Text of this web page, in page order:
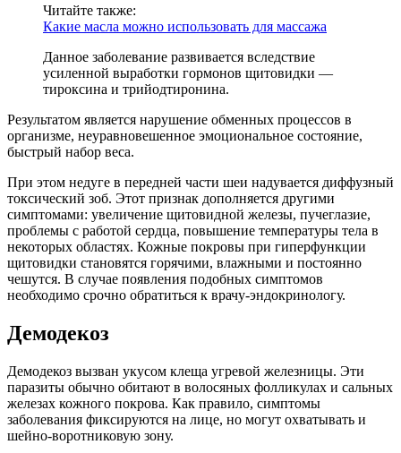
Читайте также:
Какие масла можно использовать для массажа
Данное заболевание развивается вследствие
усиленной выработки гормонов щитовидки —
тироксина и трийодтиронина.
Результатом является нарушение обменных процессов в
организме, неуравновешенное эмоциональное состояние,
быстрый набор веса.
При этом недуге в передней части шеи надувается диффузный
токсический зоб. Этот признак дополняется другими
симптомами: увеличение щитовидной железы, пучеглазие,
проблемы с работой сердца, повышение температуры тела в
некоторых областях. Кожные покровы при гиперфункции
щитовидки становятся горячими, влажными и постоянно
чешутся. В случае появления подобных симптомов
необходимо срочно обратиться к врачу-эндокринологу.
Демодекоз
Демодекоз вызван укусом клеща угревой железницы. Эти
паразиты обычно обитают в волосяных фолликулах и сальных
железах кожного покрова. Как правило, симптомы
заболевания фиксируются на лице, но могут охватывать и
шейно-воротниковую зону.